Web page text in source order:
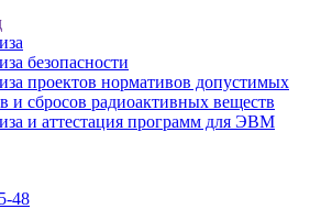
безопасности
проектов нормативов допустимых
и сбросов радиоактивных веществ
и аттестация программ для ЭВМ
48